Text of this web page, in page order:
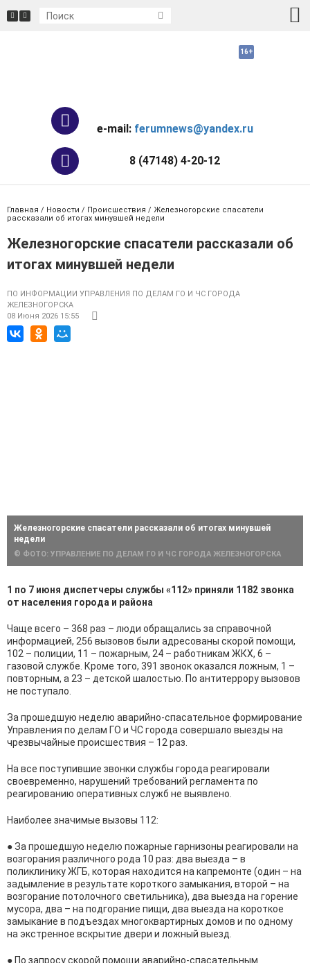
e-mail: ferumnews@yandex.ru
8 (47148) 4-20-12
Главная / Новости / Происшествия / Железногорские спасатели
рассказали об итогах минувшей недели
Железногорские спасатели рассказали об
итогах минувшей недели
ПО ИНФОРМАЦИИ УПРАВЛЕНИЯ ПО ДЕЛАМ ГО И ЧС ГОРОДА
ЖЕЛЕЗНОГОРСКА
08 Июня 2026 15:55
Железногорские спасатели рассказали об итогах минувшей
недели
© ФОТО: УПРАВЛЕНИЕ ПО ДЕЛАМ ГО И ЧС ГОРОДА ЖЕЛЕЗНОГОРСКА
1 по 7 июня диспетчеры службы «112» приняли 1182 звонка
от населения города и района
Чаще всего – 368 раз – люди обращались за справочной
информацией, 256 вызовов были адресованы скорой помощи,
102 – полиции, 11 – пожарным, 24 – работникам ЖКХ, 6 –
газовой службе. Кроме того, 391 звонок оказался ложным, 1 –
повторным, а 23 – детской шалостью. По антитеррору вызовов
не поступало.
За прошедшую неделю аварийно-спасательное формирование
Управления по делам ГО и ЧС города совершало выезды на
чрезвычайные происшествия – 12 раз.
На все поступившие звонки службы города реагировали
своевременно, нарушений требований регламента по
реагированию оперативных служб не выявлено.
Наиболее значимые вызовы 112:
● За прошедшую неделю пожарные гарнизоны реагировали на
возгорания различного рода 10 раз: два выезда – в
поликлинику ЖГБ, которая находится на капремонте (один – на
задымление в результате короткого замыкания, второй – на
возгорание потолочного светильника), два выезда на горение
мусора, два – на подгорание пищи, два выезда на короткое
замыкание в подъездах многоквартирных домов и по одному
на экстренное вскрытие двери и ложный выезд.
● По запросу скорой помощи аварийно-спасательным